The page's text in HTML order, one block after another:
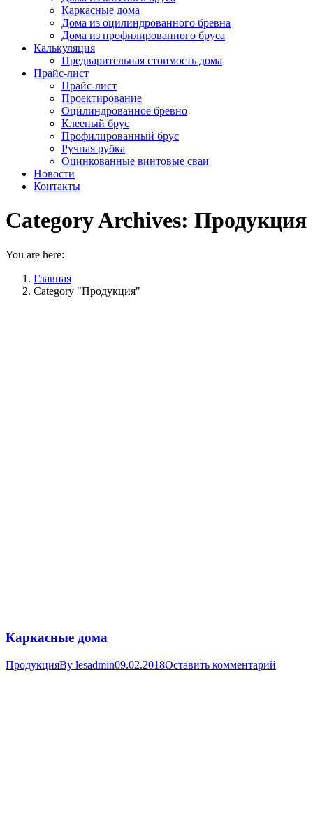
Каркасные дома
Дома из оцилиндрованного бревна
Дома из профилированного бруса
Калькуляция
Предварительная стоимость дома
Прайс-лист
Прайс-лист
Проектирование
Оцилиндрованное бревно
Клееный брус
Профилированный брус
Ручная рубка
Оцинкованные винтовые сваи
Новости
Контакты
Category Archives: Продукция
You are here:
Главная
Category "Продукция"
Каркасные дома
ПродукцияBy lesadmin09.02.2018Оставить комментарий